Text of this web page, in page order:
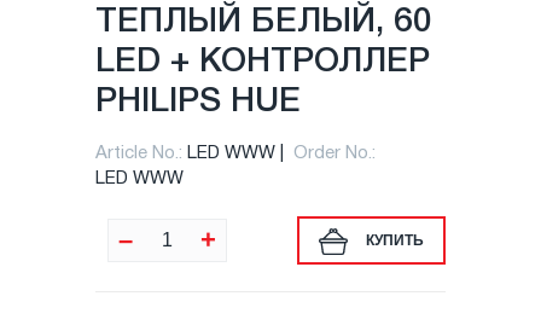
ТЕПЛЫЙ БЕЛЫЙ, 60
LED + КОНТРОЛЛЕР
PHILIPS HUE
Article No.: LED WWW
Order No.:
LED WWW
– + КУПИТЬ